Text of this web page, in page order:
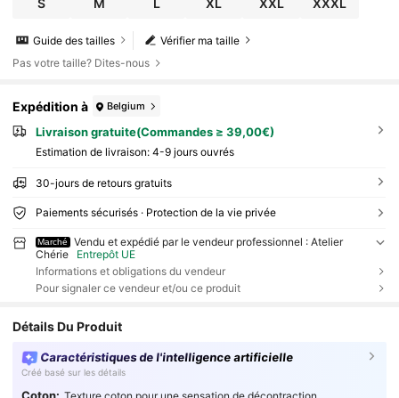
S M L XL XXL XXXL
Vérifier ma taille
Guide des tailles
Pas votre taille? Dites-nous
Expédition à Belgium
Livraison gratuite(Commandes ≥ 39,00€)
Estimation de livraison: 4-9 jours ouvrés
30-jours de retours gratuits
Paiements sécurisés · Protection de la vie privée
Marché
Vendu et expédié par le vendeur professionnel : Atelier
Chérie
Entrepôt UE
Informations et obligations du vendeur
Pour signaler ce vendeur et/ou ce produit
Détails Du Produit
Caractéristiques de l'intelligence artificielle
Créé basé sur les détails